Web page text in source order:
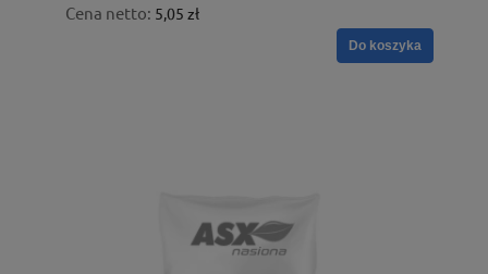
Cena netto: 5,05 zł
Do koszyka